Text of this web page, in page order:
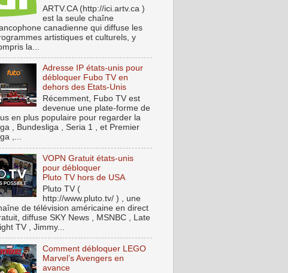
ARTV.CA (http://ici.artv.ca )
est la seule chaîne
canadienne qui diffuse les
artistiques et culturels, y
la...
Adresse IP états-unis pour
débloquer Fubo TV en
dehors des Etats-Unis
Récemment, Fubo TV est
devenue une plate-forme de
en plus populaire pour regarder la
, Bundesliga , Seria 1 , et Premier
,...
VOPN Gratuit états-unis
pour débloquer
Pluto TV hors de USA
Pluto TV (
http://www.pluto.tv/ ) , une
de télévision américaine en direct
diffuse SKY News , MSNBC , Late
TV , Jimmy...
Comment débloquer LEGO
Marvel’s Avengers en
avance